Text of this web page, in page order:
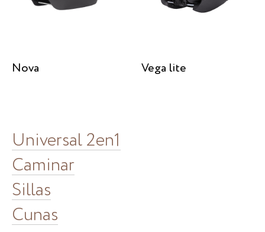
Nova Vega lite
Universal 2en1
Caminar
Sillas
Cunas